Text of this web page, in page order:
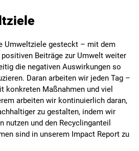
Umweltziele gesteckt – mit dem
Beiträge zur Umwelt weiter
die negativen Auswirkungen so
Daran arbeiten wir jeden Tag –
konkreten Maßnahmen und viel
arbeiten wir kontinuierlich daran,
zu gestalten, indem wir
nutzen und den Recyclinganteil
sind in unserem Impact Report zu